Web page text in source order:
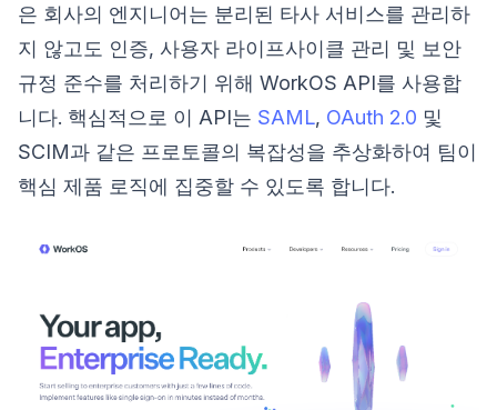
은 회사의 엔지니어는 분리된 타사 서비스를 관리하
지 않고도 인증, 사용자 라이프사이클 관리 및 보안
규정 준수를 처리하기 위해 WorkOS API를 사용합
니다. 핵심적으로 이 API는 SAML, OAuth 2.0 및
SCIM과 같은 프로토콜의 복잡성을 추상화하여 팀이
핵심 제품 로직에 집중할 수 있도록 합니다.